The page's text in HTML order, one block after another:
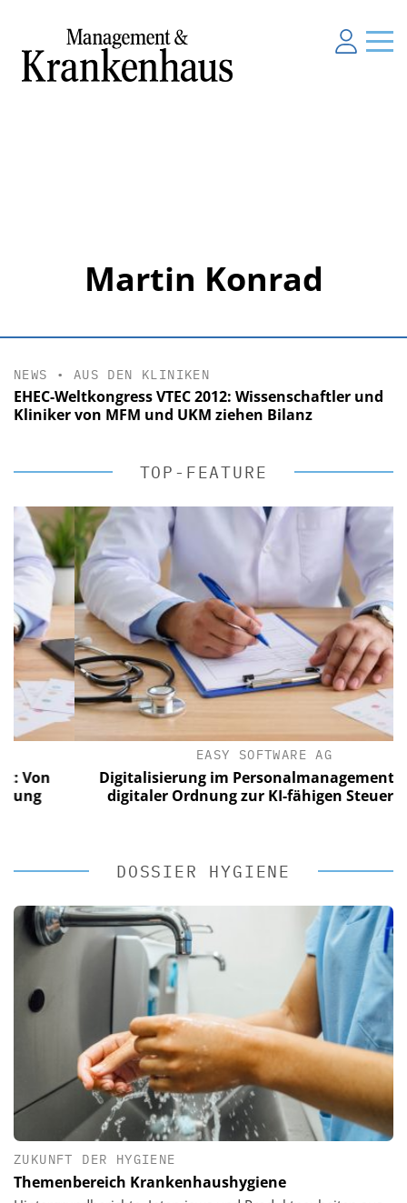
Martin Konrad
NEWS • AUS DEN KLINIKEN
EHEC-Weltkongress VTEC 2012: Wissenschaftler und
Kliniker von MFM und UKM ziehen Bilanz
TOP-FEATURE
EASY SOFTWARE AG
Digitalisierung im Personalmanagement: Von
digitaler Ordnung zur KI-fähigen Steuerung
DOSSIER HYGIENE
ZUKUNFT DER HYGIENE
Themenbereich Krankenhaushygiene